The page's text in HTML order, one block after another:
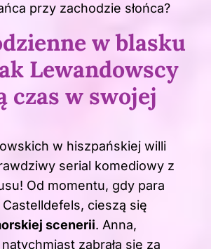
przy zachodzie słońca?
w blasku
Lewandowscy
czas w swojej
w hiszpańskiej willi
serial komediowy z
Od momentu, gdy para
Castelldefels, cieszą się
scenerii. Anna,
zabrała się za